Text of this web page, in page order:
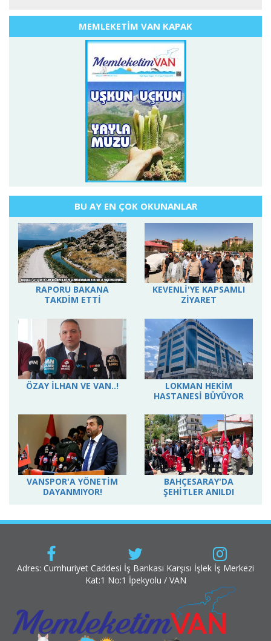
MEMLEKETİM VAN KAPAK
BU AY EN ÇOK OKUNANLAR
RAPORU BAKANA
TAKDİM ETTİ
KEVENLİ'YE KAPSAMLI
ZİYARET
ÖZAY İLHAN VE VAN..!
LOKMAN HEKİM
HASTANESİ BÜYÜYOR
VANSPOR'A YÖNETİM
DAYANMIYOR!
BAHÇESARAY'DA
ŞEHİTLER ANILDI
Adres: Cumhuriyet Caddesi İş Bankası Karşısı İşlek İş Merkezi
Kat:1 No:1 İpekyolu / VAN